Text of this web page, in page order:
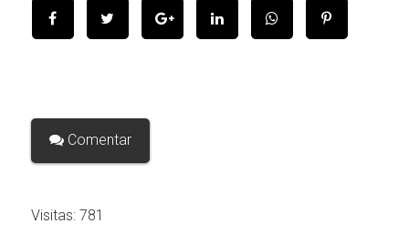
Comentar
Visitas:781